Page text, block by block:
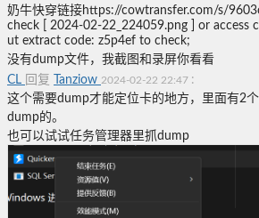
奶牛快穿链接https://cowtransfer.com/s/
check [ 2024-02-22_224059.png ] or access
ut extract code: z5p4ef to check;
没有dump文件，我截图和录屏你看看
CL 回复 Tanziow 2024-02-22 22:47 :
这个需要dump才能定位卡的地方，里面有2
dump的。
也可以试试任务管理器里抓dump